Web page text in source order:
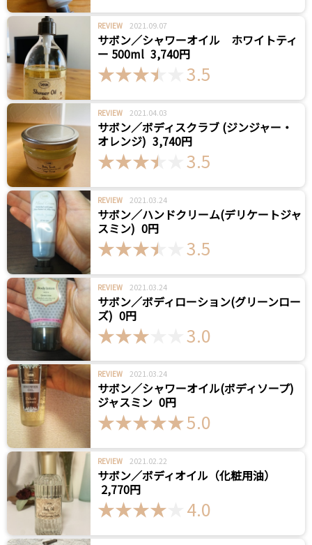
REVIEW 2021.09.07
サボン／シャワーオイル ホワイトティ
ー 500ml 3,740円
3.5
REVIEW 2021.04.03
サボン／ボディスクラブ (ジンジャー・
オレンジ) 3,740円
3.5
REVIEW 2021.03.24
サボン／ハンドクリーム(デリケートジャ
スミン) 0円
3.5
REVIEW 2021.03.24
サボン／ボディローション(グリーンロー
ズ) 0円
3.0
REVIEW 2021.03.24
サボン／シャワーオイル(ボディソープ)
ジャスミン 0円
5.0
REVIEW 2021.02.22
サボン／ボディオイル（化粧用油）
2,770円
4.0